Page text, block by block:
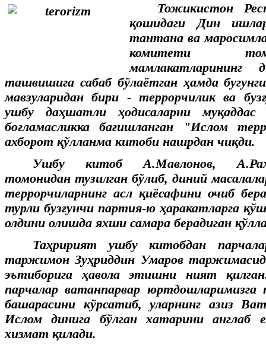
Тожикистон
қошидаги Дин
тантана ва
комитети
мамлакатларининг
ташвишига сабаб бўлаётган ҳамда
мавзуларидан бири - террорчилик ва
ушбу даҳшатли ҳодисаларни
боғламасликка бағишланган "Ислом
ахборот қўлланма китоби нашрдан чиқди.
Ушбу китоб А.Мавлонов,
томонидан тузилган бўлиб, диний
террорчиларнинг асл қиёсафини очиб
турли бузғунчи партия-ю ҳаракатларга
олдини олишда яхши самара берадиган
Таҳририят ушбу китобдан
таржимон Зуҳриддин Умаров
эътиборига ҳавола этишни ният
парчалар ватанпарвар юртдошларимизга
башарасини кўрсатиб, уларнинг азиз
Ислом динига бўлган хатарини англаб
хизмат қилади.